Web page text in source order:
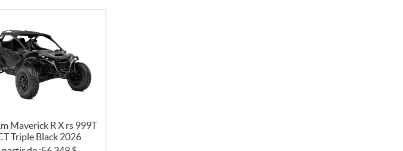
Maverick R X rs 999T
Triple Black 2026